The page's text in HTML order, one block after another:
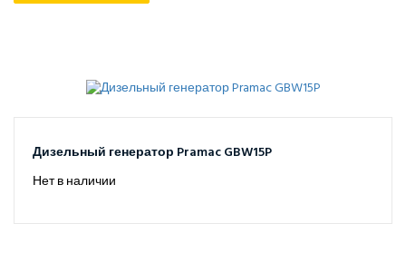
Дизельный генератор Pramac GBW15P
Нет в наличии